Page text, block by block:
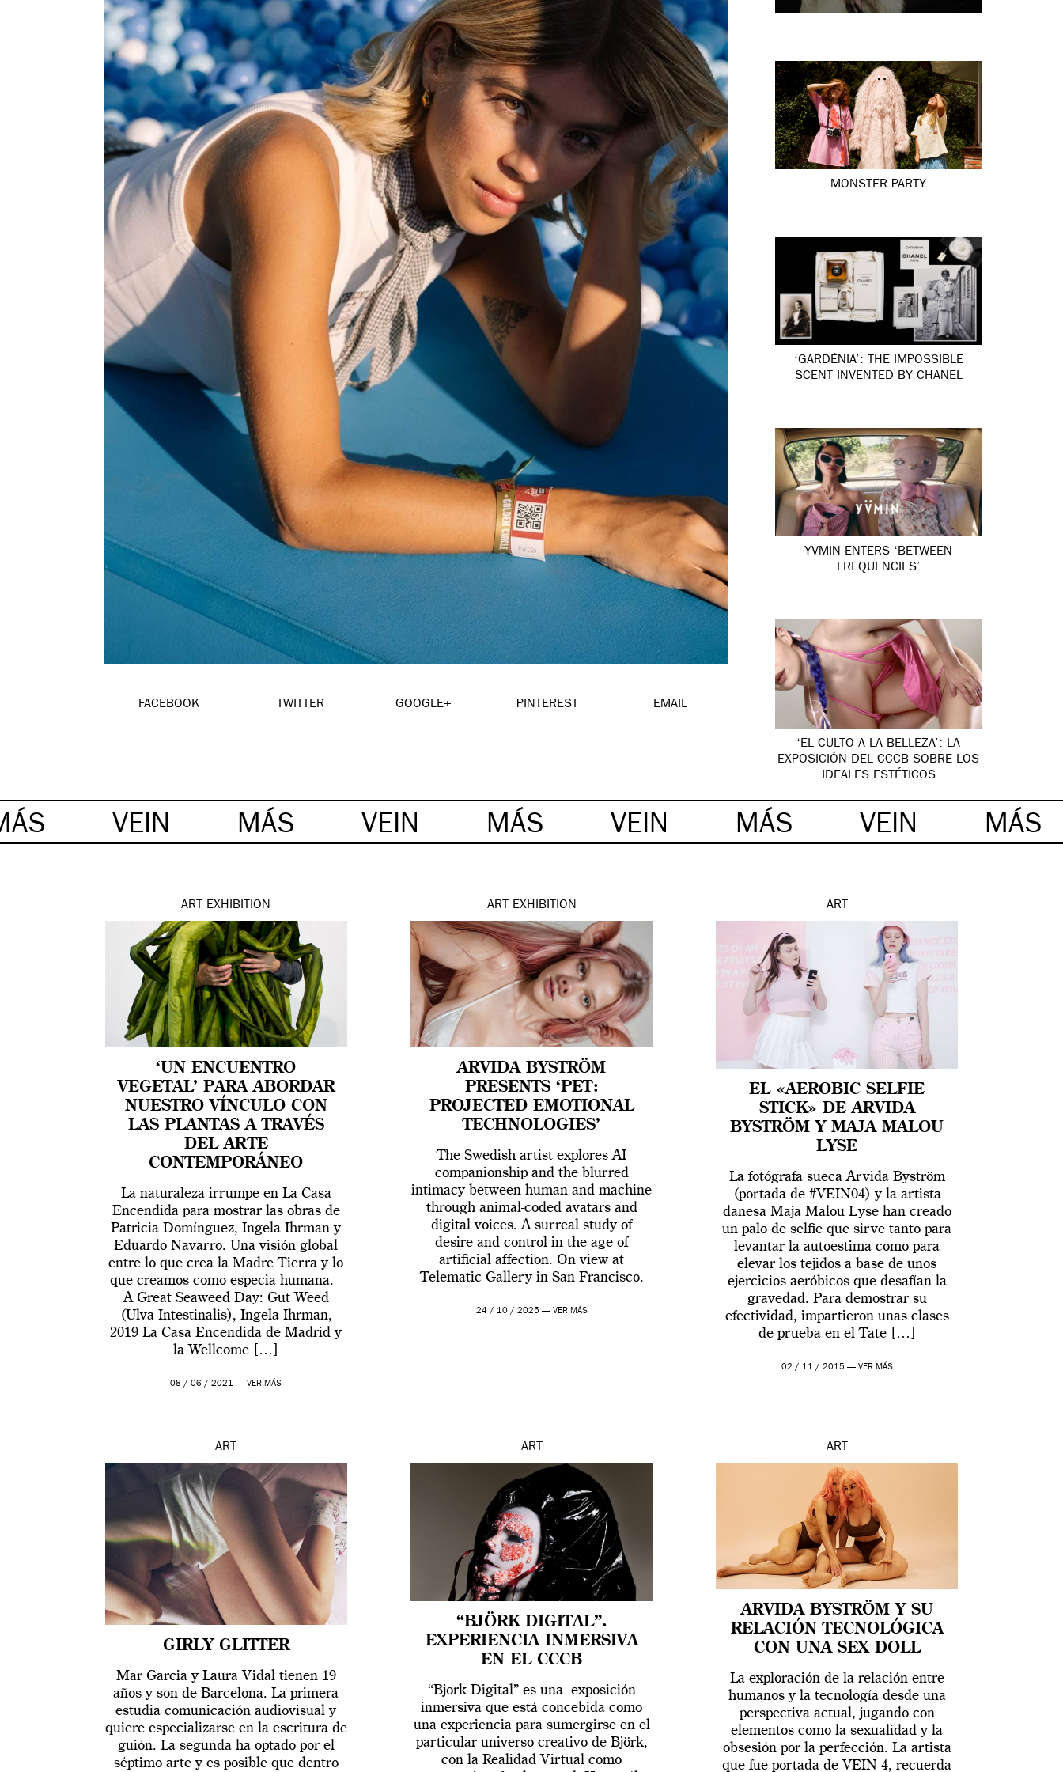
FACEBOOK TWITTER GOOGLE+ PINTEREST EMAIL
MONSTER PARTY
‘GARDÉNIA’: THE IMPOSSIBLE
SCENT INVENTED BY CHANEL
YVMIN ENTERS ‘BETWEEN
FREQUENCIES’
‘EL CULTO A LA BELLEZA’: LA
EXPOSICIÓN DEL CCCB SOBRE LOS
IDEALES ESTÉTICOS
VEIN MÁS VEIN MÁS VEIN MÁS VEIN MÁS
ART EXHIBITION
‘UN ENCUENTRO
VEGETAL’ PARA ABORDAR
NUESTRO VÍNCULO CON
LAS PLANTAS A TRAVÉS
DEL ARTE
CONTEMPORÁNEO
La naturaleza irrumpe en La Casa
Encendida para mostrar las obras de
Patricia Domínguez, Ingela Ihrman y
Eduardo Navarro. Una visión global
entre lo que crea la Madre Tierra y lo
que creamos como especia humana.
A Great Seaweed Day: Gut Weed
(Ulva Intestinalis), Ingela Ihrman,
2019 La Casa Encendida de Madrid y
la Wellcome […]
08 / 06 / 2021 —VER MÁS
ART EXHIBITION
ARVIDA BYSTRÖM
PRESENTS ‘PET:
PROJECTED EMOTIONAL
TECHNOLOGIES’
The Swedish artist explores AI
companionship and the blurred
intimacy between human and machine
through animal-coded avatars and
digital voices. A surreal study of
desire and control in the age of
artificial affection. On view at
Telematic Gallery in San Francisco.
24 / 10 / 2025 — VER MÁS
ART
EL «AEROBIC SELFIE
STICK» DE ARVIDA
BYSTRÖM Y MAJA MALOU
LYSE
La fotógrafa sueca Arvida Byström
(portada de #VEIN04) y la artista
danesa Maja Malou Lyse han creado
un palo de selfie que sirve tanto para
levantar la autoestima como para
elevar los tejidos a base de unos
ejercicios aeróbicos que desafían la
gravedad. Para demostrar su
efectividad, impartieron unas clases
de prueba en el Tate […]
02 / 11 / 2015 — VER MÁS
ART
GIRLY GLITTER
Mar Garcia y Laura Vidal tienen 19
años y son de Barcelona. La primera
estudia comunicación audiovisual y
quiere especializarse en la escritura de
guión. La segunda ha optado por el
séptimo arte y es posible que dentro
ART
“BJÖRK DIGITAL”.
EXPERIENCIA INMERSIVA
EN EL CCCB
“Bjork Digital” es una exposición
inmersiva que está concebida como
una experiencia para sumergirse en el
particular universo creativo de Björk,
con la Realidad Virtual como
ART
ARVIDA BYSTRÖM Y SU
RELACIÓN TECNOLÓGICA
CON UNA SEX DOLL
La exploración de la relación entre
humanos y la tecnología desde una
perspectiva actual, jugando con
elementos como la sexualidad y la
obsesión por la perfección. La artista
que fue portada de VEIN 4, recuerda